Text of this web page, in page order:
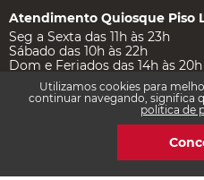
Utilizamos cookies para
continuar navegando, significa
politica de
Atendimento Quiosque Piso
Seg a Sexta das 11h às 23h
Sábado das 10h às 22h
Dom e Feriados das 14h às 20h